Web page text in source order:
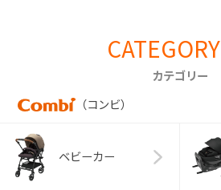
CATEGORY
カテゴリー
（コンビ）
ベビーカー